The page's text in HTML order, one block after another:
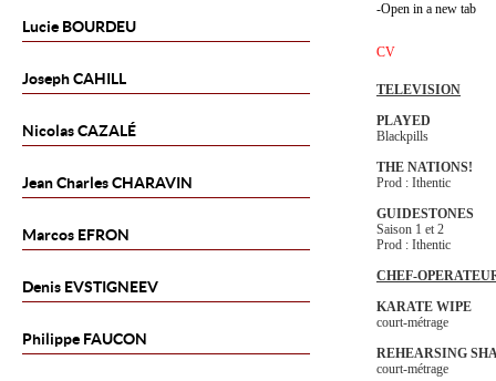
Lucie BOURDEU
JosephCAHILL
NicolasCAZALÉ
Jean CharlesCHARAVIN
Marcos EFRON
Denis EVSTIGNEEV
Philippe FAUCON
Open in a new tab
CV
TELEVISION
PLAYED
Blackpills
THE NATIONS!
Prod : Ithentic
GUIDESTONES
Saison 1 et 2
Prod : Ithentic
CHEF-
KARATE WIPE
court-métrage
REHEARSING
court-métrage